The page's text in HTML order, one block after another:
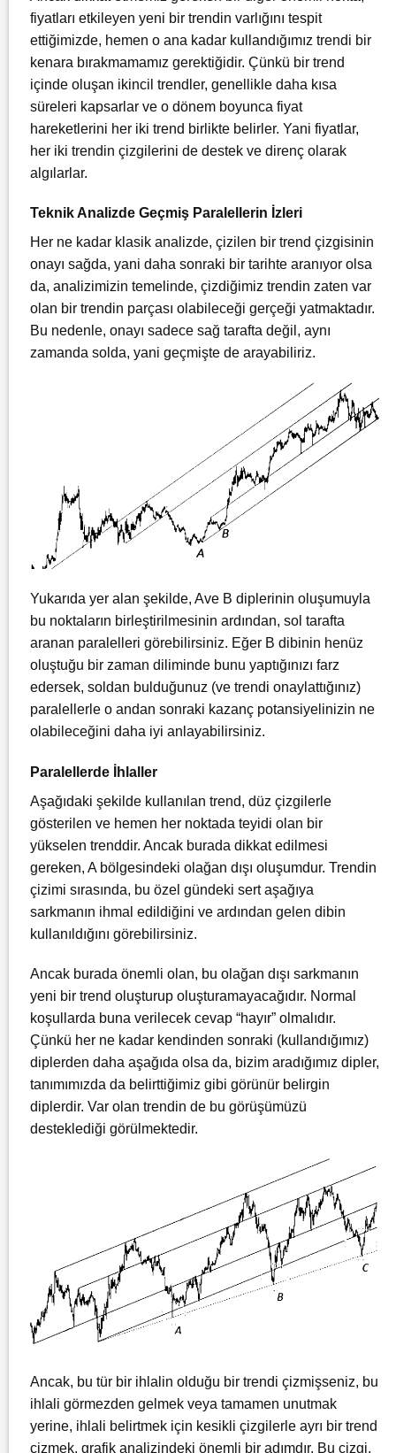
fiyatları etkileyen yeni bir trendin varlığını tespit
ettiğimizde, hemen o ana kadar kullandığımız trendi bir
kenara bırakmamamız gerektiğidir. Çünkü bir trend
içinde oluşan ikincil trendler, genellikle daha kısa
süreleri kapsarlar ve o dönem boyunca fiyat
hareketlerini her iki trend birlikte belirler. Yani fiyatlar,
her iki trendin çizgilerini de destek ve direnç olarak
algılarlar.
Teknik Analizde Geçmiş Paralellerin İzleri
Her ne kadar klasik analizde, çizilen bir trend çizgisinin
onayı sağda, yani daha sonraki bir tarihte aranıyor olsa
da, analizimizin temelinde, çizdiğimiz trendin zaten var
olan bir trendin parçası olabileceği gerçeği yatmaktadır.
Bu nedenle, onayı sadece sağ tarafta değil, aynı
zamanda solda, yani geçmişte de arayabiliriz.
Yukarıda yer alan şekilde, Ave B diplerinin oluşumuyla
bu noktaların birleştirilmesinin ardından, sol tarafta
aranan paralelleri görebilirsiniz. Eğer B dibinin henüz
oluştuğu bir zaman diliminde bunu yaptığınızı farz
edersek, soldan bulduğunuz (ve trendi onaylattığınız)
paralellerle o andan sonraki kazanç potansiyelinizin ne
olabileceğini daha iyi anlayabilirsiniz.
Paralellerde İhlaller
Aşağıdaki şekilde kullanılan trend, düz çizgilerle
gösterilen ve hemen her noktada teyidi olan bir
yükselen trenddir. Ancak burada dikkat edilmesi
gereken, A bölgesindeki olağan dışı oluşumdur. Trendin
çizimi sırasında, bu özel gündeki sert aşağıya
sarkmanın ihmal edildiğini ve ardından gelen dibin
kullanıldığını görebilirsiniz.
Ancak burada önemli olan, bu olağan dışı sarkmanın
yeni bir trend oluşturup oluşturamayacağıdır. Normal
koşullarda buna verilecek cevap “hayır” olmalıdır.
Çünkü her ne kadar kendinden sonraki (kullandığımız)
diplerden daha aşağıda olsa da, bizim aradığımız dipler,
tanımımızda da belirttiğimiz gibi görünür belirgin
diplerdir. Var olan trendin de bu görüşümüzü
desteklediği görülmektedir.
Ancak, bu tür bir ihlalin olduğu bir trendi çizmişseniz, bu
ihlali görmezden gelmek veya tamamen unutmak
yerine, ihlali belirtmek için kesikli çizgilerle ayrı bir trend
çizmek, grafik analizindeki önemli bir adımdır. Bu çizgi,